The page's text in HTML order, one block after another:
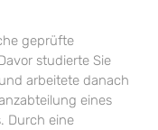
geprüfte
studierte Sie
arbeitete danach
eines
Durch eine